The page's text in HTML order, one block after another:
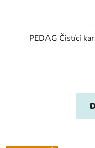
PEDAG Čistící